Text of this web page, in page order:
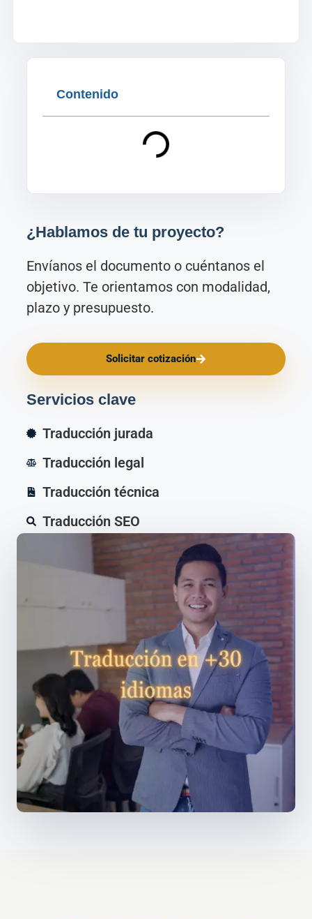
Contenido
¿Hablamos de tu proyecto?
Envíanos el documento o cuéntanos el
objetivo. Te orientamos con modalidad,
plazo y presupuesto.
Solicitar cotización
Servicios clave
Traducción jurada
Traducción legal
Traducción técnica
Traducción SEO